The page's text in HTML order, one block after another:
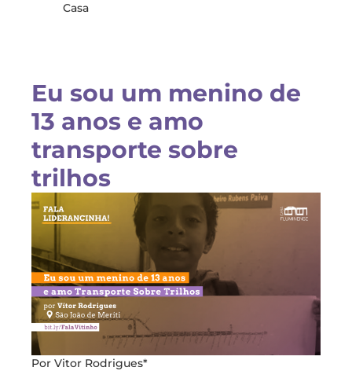
Casa
Eu sou um menino de
13 anos e amo
transporte sobre
trilhos
Por Vitor Rodrigues*